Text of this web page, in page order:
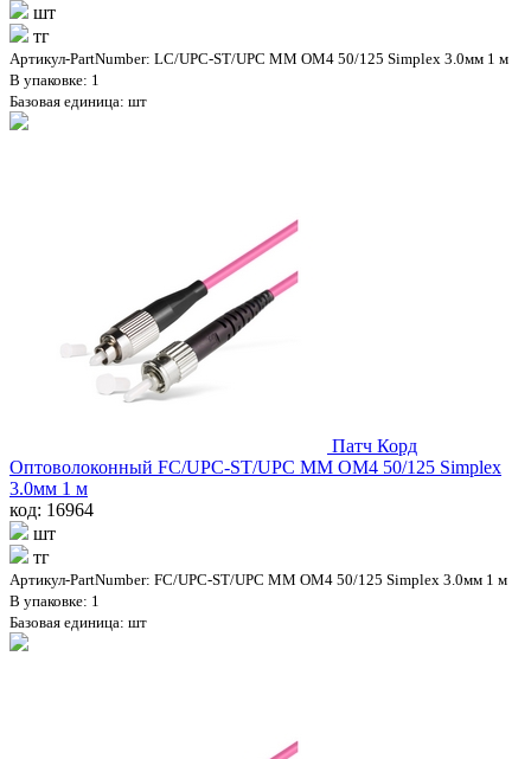
шт
тг
Артикул-PartNumber: LC/UPC-ST/UPC MM OM4 50/125 Simplex 3.0мм 1 м
В упаковке: 1
Базовая единица: шт
Патч Корд
Оптоволоконный FC/UPC-ST/UPC MM OM4 50/125 Simplex
3.0мм 1 м
код: 16964
шт
тг
Артикул-PartNumber: FC/UPC-ST/UPC MM OM4 50/125 Simplex 3.0мм 1 м
В упаковке: 1
Базовая единица: шт